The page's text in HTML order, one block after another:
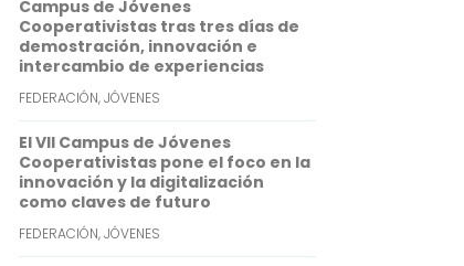
k
r
s
A
p
p
k
e
d
I
n
Campus de Jóvenes
Cooperativistas tras tres días de
demostración, innovación e
intercambio de experiencias
FEDERACIÓN,JÓVENES
El VII Campus de Jóvenes
Cooperativistas pone el foco en la
innovación y la digitalización
como claves de futuro
FEDERACIÓN,JÓVENES